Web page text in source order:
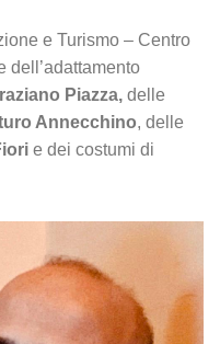
e Turismo – Centro
dell’adattamento
Piazza, delle
Annecchino, delle
e dei costumi di